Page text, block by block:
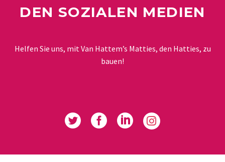
DEN SOZIALEN MEDIEN
Helfen Sie uns, mit Van Hattem’s Matties, den Hatties, zu
bauen!